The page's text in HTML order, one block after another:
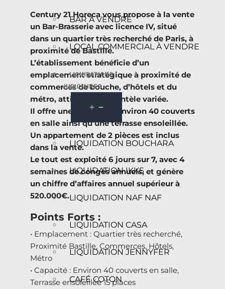
BAR À VENDRE
LOCAL COMMERCIAL À VENDRE
LIQUIDATIONS
JUDICIAIRES
LIQUIDATION BOUCHARA
LIQUIDATION IKKS
LIQUIDATION NAF NAF
LIQUIDATION CASA
LIQUIDATION JENNYFER
CAFÉ COTON
Century 21 Horeca vous propose à la vente
un Bar-Brasserie avec licence IV, situé
dans un quartier très recherché de Paris, à
proximité de Bastille.
L’établissement bénéficie d’un
emplacement stratégique à proximité de
commerces de bouche, d’hôtels et du
métro, attirant une clientèle variée.
Il offre une capacité d’environ 40 couverts
en salle ainsi qu’une terrasse ensoleillée.
Un appartement de 2 pièces est inclus
dans la vente.
Le tout est exploité 6 jours sur 7, avec 4
semaines de congés annuels, et génère
un chiffre d’affaires annuel supérieur à
520.000€.
Points Forts :
• Emplacement : Quartier très recherché,
Proximité Bastille, Commerces, Hôtels,
Métro
• Capacité : Environ 40 couverts en salle,
Terrasse ensoleillée 15 places